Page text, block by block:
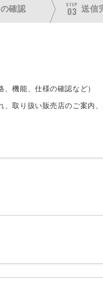
確認
STEP
03 送信
、機能、仕様の確認など）
、取り扱い販売店のご案内